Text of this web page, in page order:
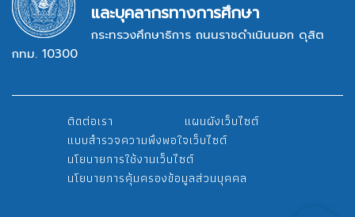
ระบบสารบรรณอิเล็กทรอนิกส์
ระบบรายงานผลการปฏิบัติงาน
และบุคลากรทางการศึกษา
กระทรวงศึกษาธิการ ถนนราชดำเนินนอก ดุสิต
กทม. 10300
ติดต่อเรา
แผนผังเว็บไซต์
แบบสำรวจความพึงพอใจเว็บไซต์
นโยบายการใช้งานเว็บไซต์
นโยบายการคุ้มครองข้อมูลส่วนบุคคล